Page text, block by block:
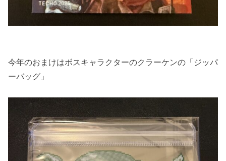
今年のおまけはボスキャラクターのクラーケンの「ジッパ
ーバッグ」